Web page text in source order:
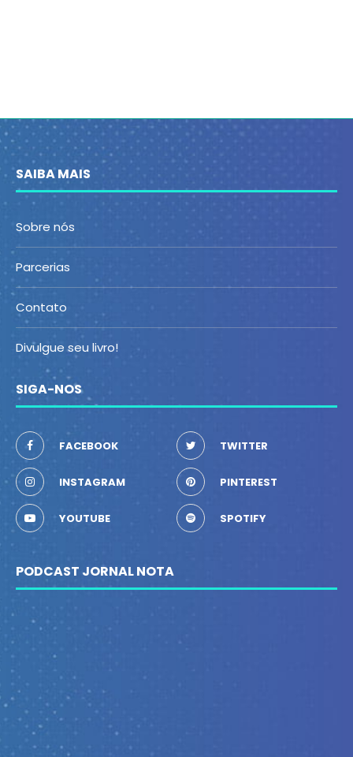
SAIBA MAIS
Sobre nós
Parcerias
Contato
Divulgue seu livro!
SIGA-NOS
FACEBOOK TWITTER
INSTAGRAM PINTEREST
YOUTUBE SPOTIFY
PODCAST JORNAL NOTA